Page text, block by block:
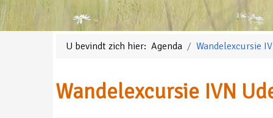
U bevindt zich hier: Agenda Wandelexcursie
Wandelexcursie IVN